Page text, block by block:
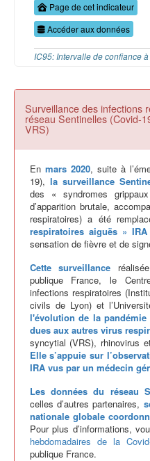
Page de cet indicateur
Accéder aux données
IC95: Intervalle de confiance
Surveillance des infections
réseau Sentinelles (Covid-
VRS)
En mars 2020, suite à
19), la surveillance
des « syndromes
d’apparition brutale,
respiratoires) a été
respiratoires aiguës » IRA
sensation de fièvre et de
Cette surveillance
publique France, le
infections respiratoires
civils de Lyon) et
l'évolution de la pandémie
dues aux autres virus
syncytial (VRS), rhinovirus
Elle s’appuie sur
IRA vus par un médecin
Les données du réseau
celles d’autres partenaires,
nationale globale
Pour plus d’informations,
hebdomadaires de la
publique France.